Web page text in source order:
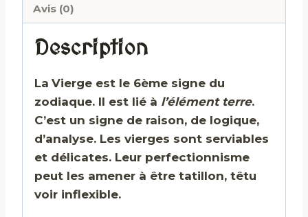
Avis (0)
Description
La Vierge est le 6ème signe du
zodiaque. Il est lié à l’élément terre.
C’est un signe de raison, de logique,
d’analyse. Les vierges sont serviables
et délicates. Leur perfectionnisme
peut les amener à être tatillon, têtu
voir inflexible.